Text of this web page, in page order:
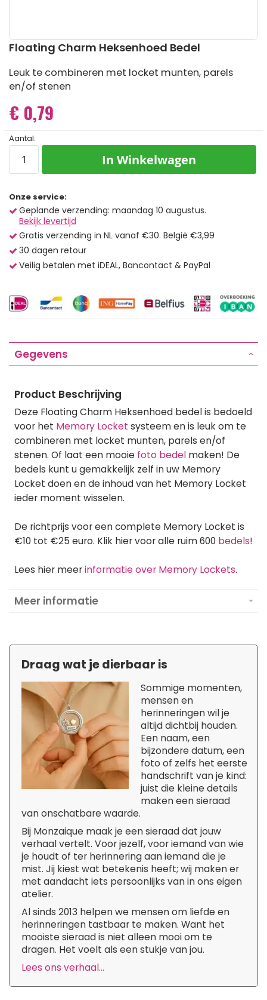
Ga
het
begin
van
afbeeldingen-
gallerij
Floating Charm Heksenhoed Bedel
Leuk te combineren met locket munten, parels
en/of stenen
€ 0,79
Aantal:
In Winkelwagen
Onze service:
Geplande verzending: maandag 10 augustus.
Bekijk levertijd
Gratis verzending in NL vanaf €30. België €3,99
30 dagen retour
Veilig betalen met iDEAL, Bancontact & PayPal
Gegevens
Product Beschrijving
Deze Floating Charm Heksenhoed bedel is bedoeld
voor het Memory Locket systeem en is leuk om te
combineren met locket munten, parels en/of
stenen. Of laat een mooie foto bedel maken! De
bedels kunt u gemakkelijk zelf in uw Memory
Locket doen en de inhoud van het Memory Locket
ieder moment wisselen.
De richtprijs voor een complete Memory Locket is
€10 tot €25 euro. Klik hier voor alle ruim 600 bedels!
Lees hier meerinformatie over Memory Lockets.
Meer informatie
Draag wat je dierbaar is
Sommige momenten,
mensen en
herinneringen wil je
altijd dichtbij houden.
Een naam, een
bijzondere datum, een
foto of zelfs het eerste
handschrift van je kind:
juist die kleine details
maken een sieraad
van onschatbare waarde.
Bij Monzaique maak je een sieraad dat jouw
verhaal vertelt. Voor jezelf, voor iemand van wie
je houdt of ter herinnering aan iemand die je
mist. Jij kiest wat betekenis heeft; wij maken er
met aandacht iets persoonlijks van in ons eigen
atelier.
Al sinds 2013 helpen we mensen om liefde en
herinneringen tastbaar te maken. Want het
mooiste sieraad is niet alleen mooi om te
dragen. Het voelt als een stukje van jou.
Lees ons verhaal...